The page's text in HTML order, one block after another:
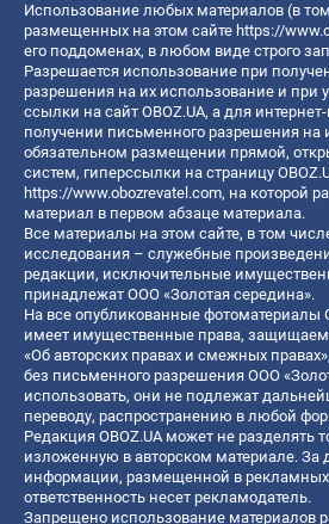
Использование любых материалов (в
размещенных на этом сайте https://
его поддоменах, в любом виде строго
Разрешается использование при
разрешения на их использование и при
ссылки на сайт OBOZ.UA, а для
получении письменного разрешения на
обязательном размещении прямой,
систем, гиперссылки на страницу
https://www.obozrevatel.com, на которой
материал в первом абзаце материала.
Все материалы на этом сайте, в том
исследования – служебные
редакции, исключительные
принадлежат ООО «Золотая середина».
На все опубликованные фотоматериалы
имеет имущественные права,
«Об авторских правах и смежных
без письменного разрешения ООО
использовать, они не подлежат
переводу, распространению в любой
Редакция OBOZ.UA может не разделять
изложенную в авторском материале. За
информации, размещенной в рекламных
ответственность несет рекламодатель.
Запрещено использование материалов